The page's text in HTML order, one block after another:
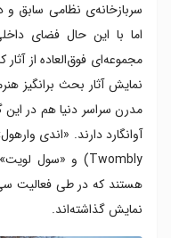
سربازخانه‌ی نظامی سابق و
اما با این حال فضای
مجموعه‌‌ای فوق‌العاده از
نمایش آثار بحث برانگیز
مدرن سراسر دنیا هم در این‌
هستند که در طی فعالیت سی
نمایش گذاشته‌اند.